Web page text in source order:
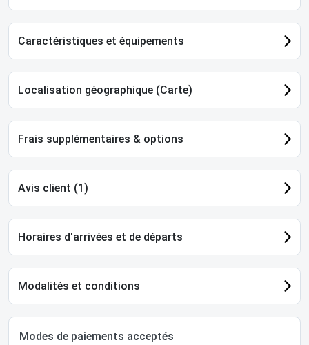
Caractéristiques et équipements
Localisation géographique (Carte)
Frais supplémentaires & options
Avis client (1)
Horaires d'arrivées et de départs
Modalités et conditions
Modes de paiements acceptés